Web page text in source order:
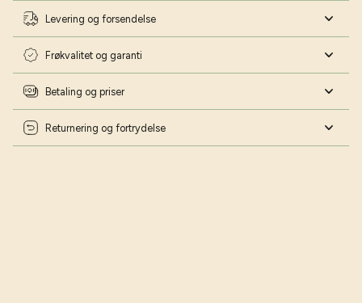
Levering og forsendelse
Frøkvalitet og garanti
Betaling og priser
Returnering og fortrydelse